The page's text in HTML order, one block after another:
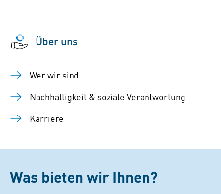
Über uns
Wer wir sind
Nachhaltigkeit & soziale Verantwortung
Karriere
Was bieten wir Ihnen?